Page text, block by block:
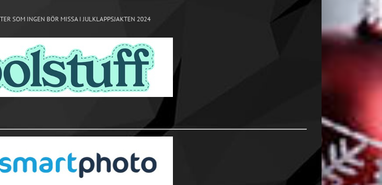
SOM INGEN BÖR MISSA I JULKLAPPSJAKTEN 2024